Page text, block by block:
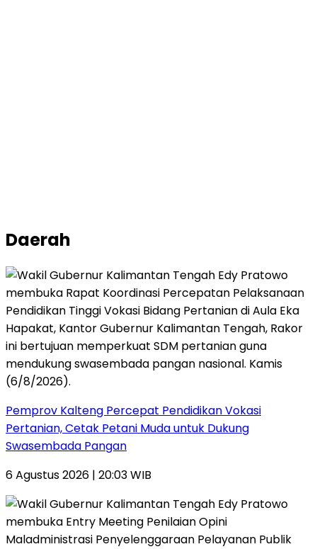
Daerah
Pemprov Kalteng Percepat Pendidikan Vokasi
Pertanian, Cetak Petani Muda untuk Dukung
Swasembada Pangan
6 Agustus 2026 | 20:03 WIB